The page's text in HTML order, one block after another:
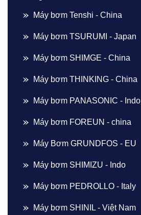
Máy bơm Tenshi - China
Máy bơm TSURUMI - Japan
Máy bơm SHIMGE - China
Máy bơm THINKING - China
Máy bơm PANASONIC - Indo
Máy bơm FOREUN - china
Máy Bơm GRUNDFOS - EU
Máy bơm SHIMIZU - Indo
Máy bơm PEDROLLO - Italy
Máy bơm SHINIL - Việt Nam